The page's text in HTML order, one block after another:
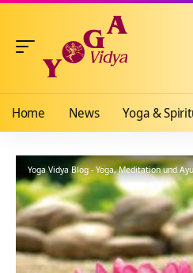
Home News Yoga &
Yoga Vidya Blog - Yoga, Meditation und